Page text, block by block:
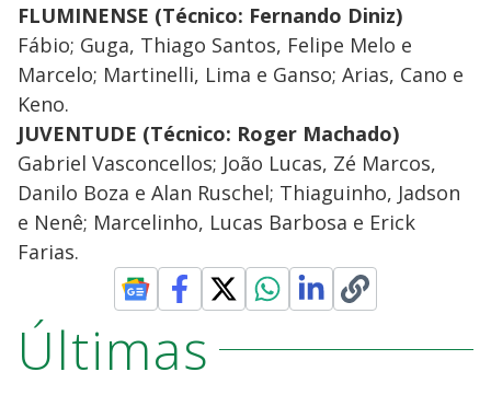
FLUMINENSE (Técnico: Fernando Diniz)
Fábio; Guga, Thiago Santos, Felipe Melo e
Marcelo; Martinelli, Lima e Ganso; Arias, Cano e
Keno.
JUVENTUDE (Técnico: Roger Machado)
Gabriel Vasconcellos; João Lucas, Zé Marcos,
Danilo Boza e Alan Ruschel; Thiaguinho, Jadson
e Nenê; Marcelinho, Lucas Barbosa e Erick
Farias.
Últimas